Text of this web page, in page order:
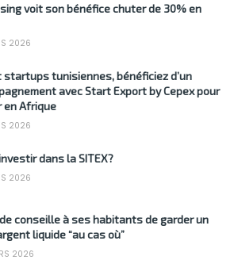
voit son bénéfice chuter de 30% en
2026
startups tunisiennes, bénéficiez d’un
avec Start Export by Cepex pour
en Afrique
2026
dans la SITEX?
2026
conseille à ses habitants de garder un
liquide “au cas où”
2026